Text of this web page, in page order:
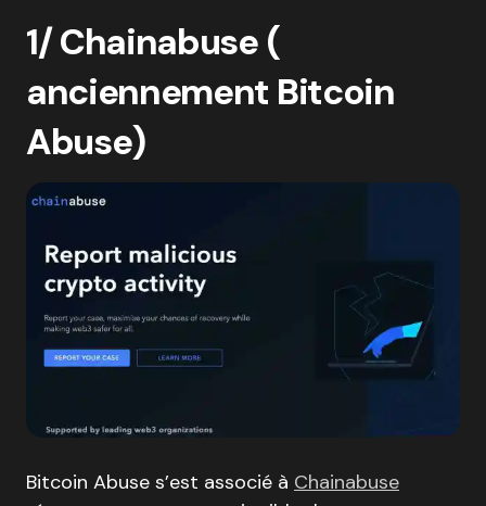
1/ Chainabuse (
anciennement Bitcoin
Abuse)
Bitcoin Abuse s’est associé à Chainabuse